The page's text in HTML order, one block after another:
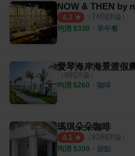
NOW & THEN by
4.2 （ 74則評論）
均消 $330 ・ 早午餐
愛琴海岸海景渡假
（ 9則評論）
均消 $260 ・ 咖啡
瑪琪朵朵咖啡
4.1 （ 82則評論）
均消 $300 ・ 甜點